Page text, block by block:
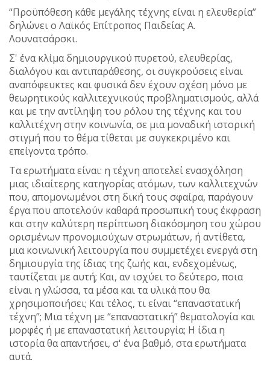
“Προϋπόθεση κάθε μεγάλης τέχνης είναι η ελευθερία”
δηλώνει ο Λαϊκός Επίτροπος Παιδείας Α.
Λουνατσάρσκι.
Σ' ένα κλίμα δημιουργικού πυρετού, ελευθερίας,
διαλόγου και αντιπαράθεσης, οι συγκρούσεις είναι
αναπόφευκτες και φυσικά δεν έχουν σχέση μόνο με
θεωρητικούς καλλιτεχνικούς προβληματισμούς, αλλά
και με την αντίληψη του ρόλου της τέχνης και του
καλλιτέχνη στην κοινωνία, σε μια μοναδική ιστορική
στιγμή που το θέμα τίθεται με συγκεκριμένο και
επείγοντα τρόπο.
Τα ερωτήματα είναι: η τέχνη αποτελεί ενασχόληση
μιας ιδιαίτερης κατηγορίας ατόμων, των καλλιτεχνών
που, απομονωμένοι στη δική τους σφαίρα, παράγουν
έργα που αποτελούν καθαρά προσωπική τους έκφραση
και στην καλύτερη περίπτωση διακόσμηση του χώρου
ορισμένων προνομιούχων στρωμάτων, ή αντίθετα,
μια κοινωνική λειτουργία που συμμετέχει ενεργά στη
δημιουργία της ίδιας της ζωής και, ενδεχομένως,
ταυτίζεται με αυτή; Και, αν ισχύει το δεύτερο, ποια
είναι η γλώσσα, τα μέσα και τα υλικά που θα
χρησιμοποιήσει; Και τέλος, τι είναι “επαναστατική
τέχνη”; Μια τέχνη με “επαναστατική” θεματολογία και
μορφές ή με επαναστατική λειτουργία; Η ίδια η
ιστορία θα απαντήσει, σ' ένα βαθμό, στα ερωτήματα
αυτά.